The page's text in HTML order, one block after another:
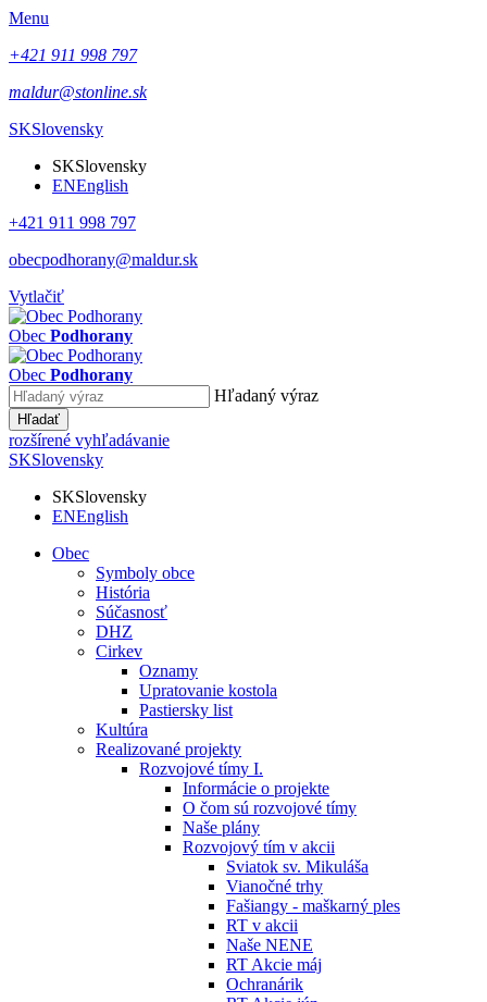
Menu
+421 911 998 797
maldur@stonline.sk
SKSlovensky
SKSlovensky
ENEnglish
+421 911 998 797
obecpodhorany@maldur.sk
Vytlačiť
Obec Podhorany
Obec Podhorany
Hľadaný výraz
Hľadať
rozšírené vyhľadávanie
SKSlovensky
SKSlovensky
ENEnglish
Obec
Symboly obce
História
Súčasnosť
DHZ
Cirkev
Oznamy
Upratovanie kostola
Pastiersky list
Kultúra
Realizované projekty
Rozvojové tímy I.
Informácie o projekte
O čom sú rozvojové tímy
Naše plány
Rozvojový tím v akcii
Sviatok sv. Mikuláša
Vianočné trhy
Fašiangy - maškarný ples
RT v akcii
Naše NENE
RT Akcie máj
Ochranárik